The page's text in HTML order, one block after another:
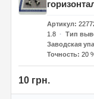
Артикул
1.8
Тип
Заводская
Точность 20
10 грн.